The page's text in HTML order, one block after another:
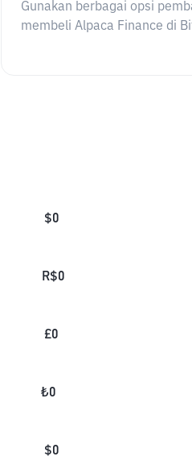
Gunakan berbagai opsi
membeli Alpaca Finance di
$0
R$0
£0
₺0
$0